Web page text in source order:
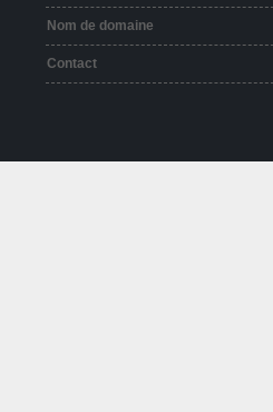
Nom de domaine
Contact